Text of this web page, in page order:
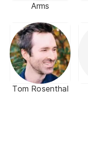
Arms
Tom Rosenthal